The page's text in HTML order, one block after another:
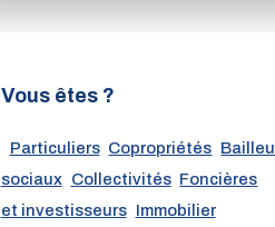
Vous êtes ?
Particuliers Copropriétés
sociaux Collectivités Foncières
et investisseurs Immobilier